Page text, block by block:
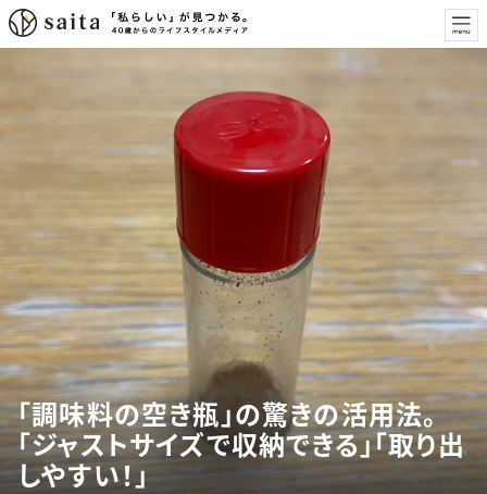
「調味料の空き瓶」の驚きの活用法。
「ジャストサイズで収納できる」「取り出
しやすい！」